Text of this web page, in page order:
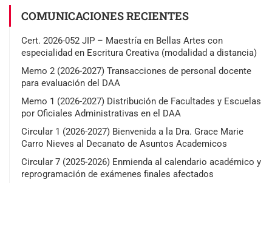
COMUNICACIONES RECIENTES
Cert. 2026-052 JIP – Maestría en Bellas Artes con
especialidad en Escritura Creativa (modalidad a distancia)
Memo 2 (2026-2027) Transacciones de personal docente
para evaluación del DAA
Memo 1 (2026-2027) Distribución de Facultades y Escuelas
por Oficiales Administrativas en el DAA
Circular 1 (2026-2027) Bienvenida a la Dra. Grace Marie
Carro Nieves al Decanato de Asuntos Academicos
Circular 7 (2025-2026) Enmienda al calendario académico y
reprogramación de exámenes finales afectados